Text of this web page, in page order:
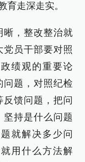
育走深走实。
晰，整改整治就
党员干部要对照
绩观的重要论
问题，对照纪检
馈问题，把问
坚持是什么问题
就解决多少问
用什么方法解